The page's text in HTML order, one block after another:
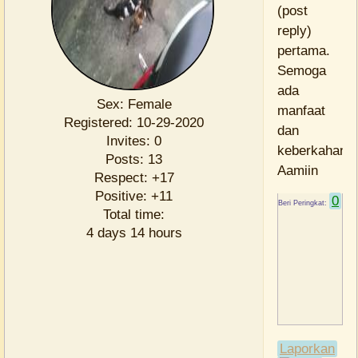
Sex: Female
Registered: 10-29-2020
Invites: 0
Posts: 13
Respect: +17
Positive: +11
Total time:
4 days 14 hours
(post
reply)
pertama.
Semoga
ada
manfaat
dan
Aamiin
0
Laporkan